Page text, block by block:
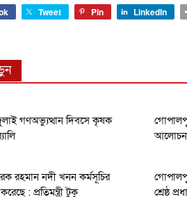
Tweet Pin LinkedIn
গণঅভ্যুত্থান দিবসে কৃষক
রহমান নদী খনন কর্মসূচির
: প্রতিমন্ত্রী টুকু
শ্রেষ্ঠ